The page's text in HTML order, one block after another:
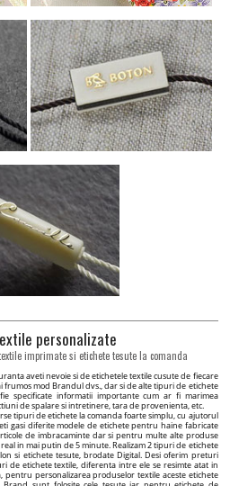
personalizate
imprimate si etichete tesute la comanda
aveti nevoie si de etichetele textile cusute de fiecare
frumos mod Brandul dvs., dar si de alte tipuri de etichete
specificate informatii importante cum ar fi marimea
de spalare si intretinere, tara de provenienta, etc.
tipuri de etichete la comanda foarte simplu, cu ajutorul
gasi diferite modele de etichete pentru haine fabricate
de imbracaminte dar si pentru multe alte produse
in mai putin de 5 minute. Realizam 2 tipuri de etichete
si etichete tesute, brodate Digital. Desi oferim preturi
etichete textile, diferenta intre ele se resimte atat in
pentru personalizarea produselor textile aceste etichete